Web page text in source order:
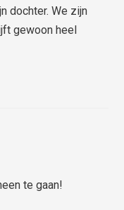
dochter. We zijn
gewoon heel
te gaan!